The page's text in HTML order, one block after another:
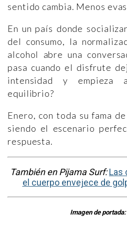
sentido cambia. Menos
En un país donde
del consumo, la
alcohol abre una
pasa cuando el disfrute
intensidad y
equilibrio?
Enero, con toda su fama
siendo el escenario
respuesta.
También en Pijama Surf: Las
el cuerpo envejece de
Imagen de